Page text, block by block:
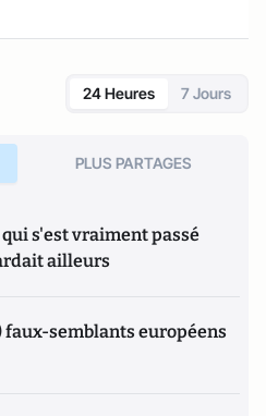
24 Heures 7 Jours
PLUS PARTAGES
s'est vraiment passé
ailleurs
semblants européens